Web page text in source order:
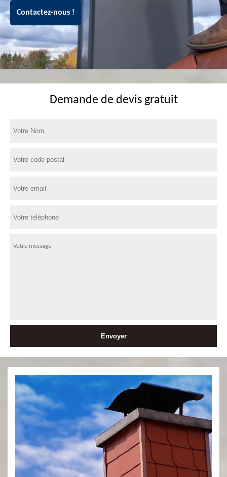
Contactez-nous !
Demande de devis gratuit